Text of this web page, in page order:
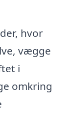
hvor
vægge
i
omkring